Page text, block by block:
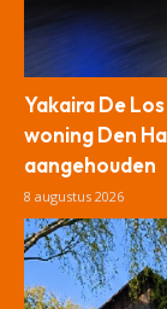
Yakaira De
woning Den
aangehouden
8 augustus 2026